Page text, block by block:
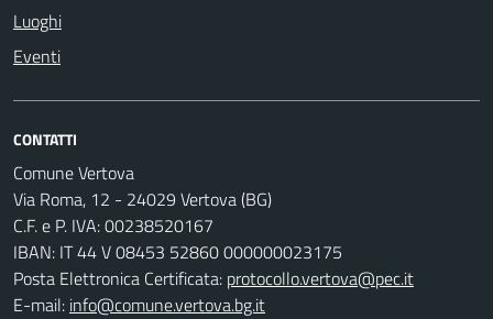
Luoghi
Eventi
CONTATTI
Comune Vertova
Via Roma, 12 - 24029 Vertova (BG)
C.F. e P. IVA: 00238520167
IBAN: IT 44 V 08453 52860 000000023175
Posta Elettronica Certificata: protocollo.vertova@pec.it
E-mail: info@comune.vertova.bg.it